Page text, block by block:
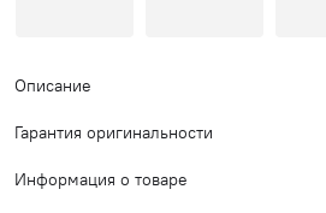
Описание
Гарантия оригинальности
Информация о товаре